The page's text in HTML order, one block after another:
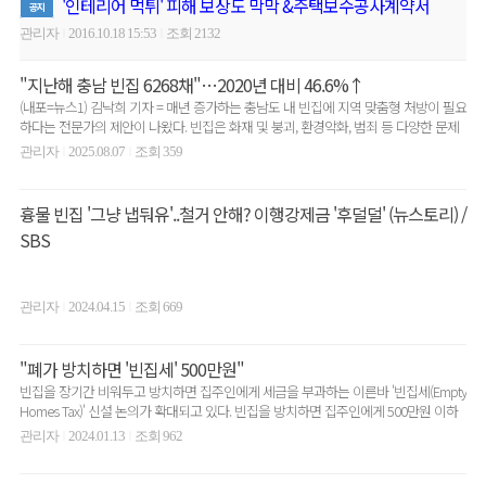
공지 '인테리어 먹튀' 피해 보상도 막막 &주택보수공사계약서
관리자 2016.10.18 15:53 조회 2132
"지난해 충남 빈집 6268채"…2020년 대비 46.6%↑
(내포=뉴스1) 김낙희 기자 = 매년 증가하는 충남도 내 빈집에 지역 맞춤형 처방이 필요
하다는 전문가의 제안이 나왔다. 빈집은 화재 및 붕괴, 환경악화, 범죄 등 다양한 문제
를 일..
관리자 2025.08.07 조회 359
흉물 빈집 '그냥 냅둬유'..철거 안해? 이행강제금 '후덜덜' (뉴스토리) /
SBS
관리자 2024.04.15 조회 669
"폐가 방치하면 '빈집세' 500만원"
빈집을 장기간 비워두고 방치하면 집주인에게 세금을 부과하는 이른바 '빈집세(Empty
Homes Tax)' 신설 논의가 확대되고 있다. 빈집을 방치하면 집주인에게 500만원 이하
의..
관리자 2024.01.13 조회 962